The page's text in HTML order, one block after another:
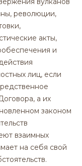
революции,
акты,
и
лиц, если
а их
законом
взаимных
на себя свой